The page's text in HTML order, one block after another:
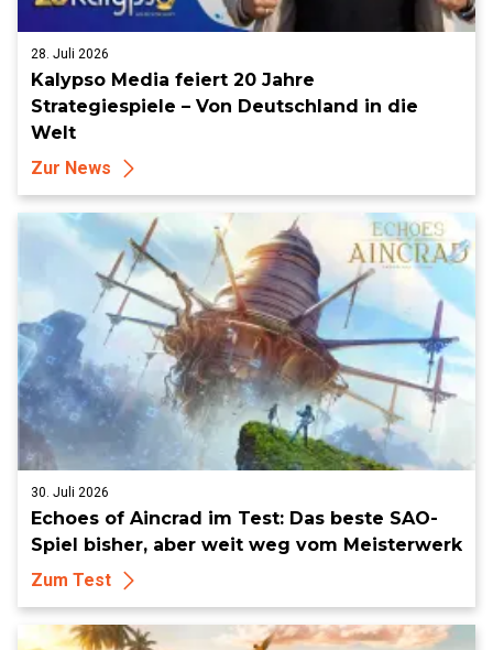
28. Juli 2026
Kalypso Media feiert 20 Jahre
Strategiespiele – Von Deutschland in die
Welt
Zur News
30. Juli 2026
Echoes of Aincrad im Test: Das beste SAO-
Spiel bisher, aber weit weg vom Meisterwerk
Zum Test